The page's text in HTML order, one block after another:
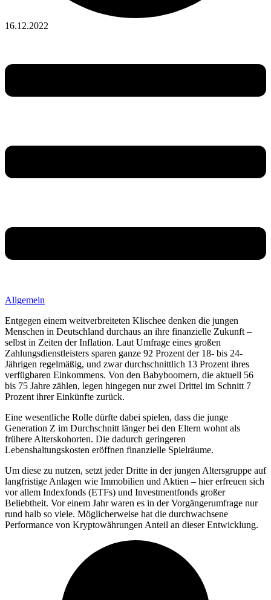
16.12.2022
Allgemein
Entgegen einem weitverbreiteten Klischee denken die jungen
Menschen in Deutschland durchaus an ihre finanzielle Zukunft –
selbst in Zeiten der Inflation. Laut Umfrage eines großen
Zahlungsdienstleisters sparen ganze 92 Prozent der 18- bis 24-
Jährigen regelmäßig, und zwar durchschnittlich 13 Prozent ihres
verfügbaren Einkommens. Von den Babyboomern, die aktuell 56
bis 75 Jahre zählen, legen hingegen nur zwei Drittel im Schnitt 7
Prozent ihrer Einkünfte zurück.
Eine wesentliche Rolle dürfte dabei spielen, dass die junge
Generation Z im Durchschnitt länger bei den Eltern wohnt als
frühere Alterskohorten. Die dadurch geringeren
Lebenshaltungskosten eröffnen finanzielle Spielräume.
Um diese zu nutzen, setzt jeder Dritte in der jungen Altersgruppe auf
langfristige Anlagen wie Immobilien und Aktien – hier erfreuen sich
vor allem Indexfonds (ETFs) und Investmentfonds großer
Beliebtheit. Vor einem Jahr waren es in der Vorgängerumfrage nur
rund halb so viele. Möglicherweise hat die durchwachsene
Performance von Kryptowährungen Anteil an dieser Entwicklung.